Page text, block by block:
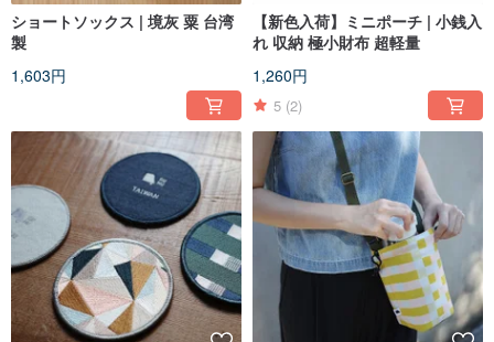
ショートソックス | 境灰 粟 台湾
製
1,603円
【新色入荷】ミニポーチ | 小銭入
れ 収納 極小財布 超軽量
1,260円
5 (2)